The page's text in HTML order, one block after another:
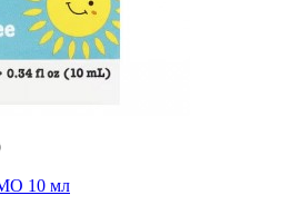
МО 10 мл